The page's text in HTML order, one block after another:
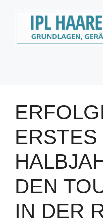
ERSTES
DEN
IN DER